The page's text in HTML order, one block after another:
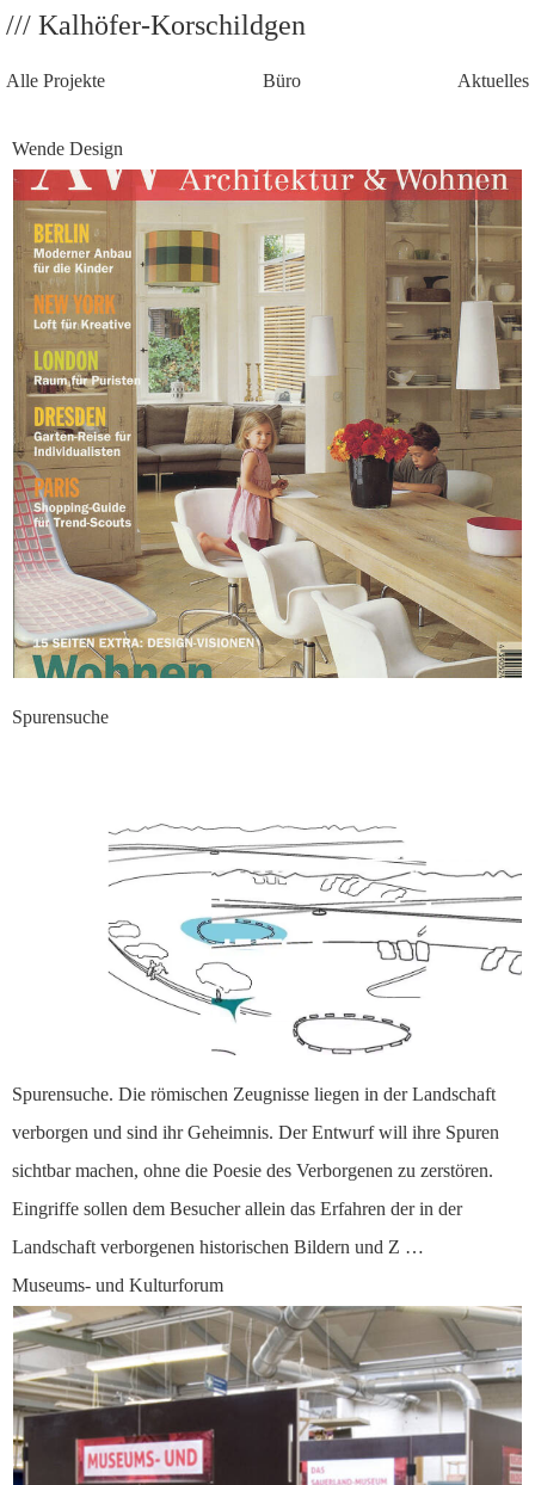
/// Kalhöfer-Korschildgen
Alle Projekte Büro Aktuelles
Wende Design
Spurensuche
Spurensuche. Die römischen Zeugnisse liegen in der Landschaft
verborgen und sind ihr Geheimnis. Der Entwurf will ihre Spuren
sichtbar machen, ohne die Poesie des Verborgenen zu zerstören.
Eingriffe sollen dem Besucher allein das Erfahren der in der
Landschaft verborgenen historischen Bildern und Z …
Museums- und Kulturforum